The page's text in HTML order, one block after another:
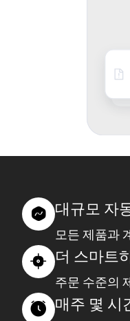
대규모 자
모든 제품과
더 스마트
주문 수준의
매주 몇 시